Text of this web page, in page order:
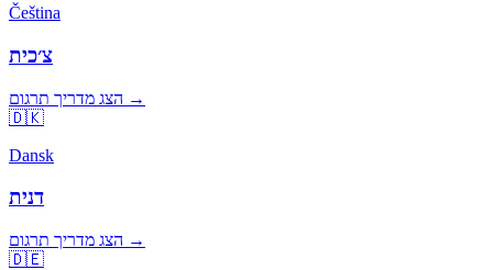
Čeština
צ׳כית
הצג מדריך תרגום →
🇩🇰
Dansk
דנית
הצג מדריך תרגום →
🇩🇪